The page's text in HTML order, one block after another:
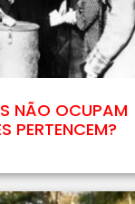
NÃO OCUPAM
PERTENCEM?